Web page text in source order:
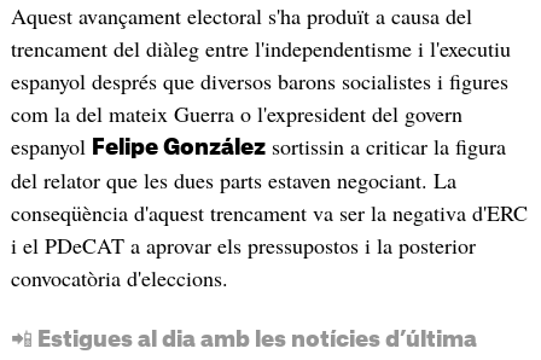
Aquest avançament electoral s'ha produït a causa del
trencament del diàleg entre l'independentisme i l'executiu
espanyol després que diversos barons socialistes i figures
com la del mateix Guerra o l'expresident del govern
espanyol Felipe Gonzálezsortissin a criticar la figura
del relator que les dues parts estaven negociant. La
conseqüència d'aquest trencament va ser la negativa d'ERC
i el PDeCAT a aprovar els pressupostos i la posterior
convocatòria d'eleccions.
📲 Estigues al dia amb les notícies d’última